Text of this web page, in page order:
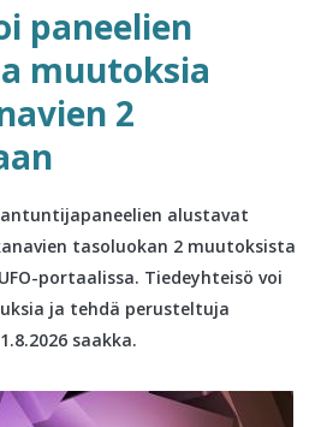
paneelien
muutoksia
2
alustavat
tasoluokan 2 muutoksista
portaalissa. Tiedeyhteisö voi
ja tehdä perusteltuja
saakka.